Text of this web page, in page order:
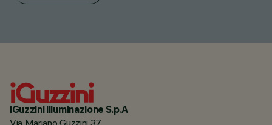
iGuzzini illuminazione S.p.A
Via Mariano Guzzini 37